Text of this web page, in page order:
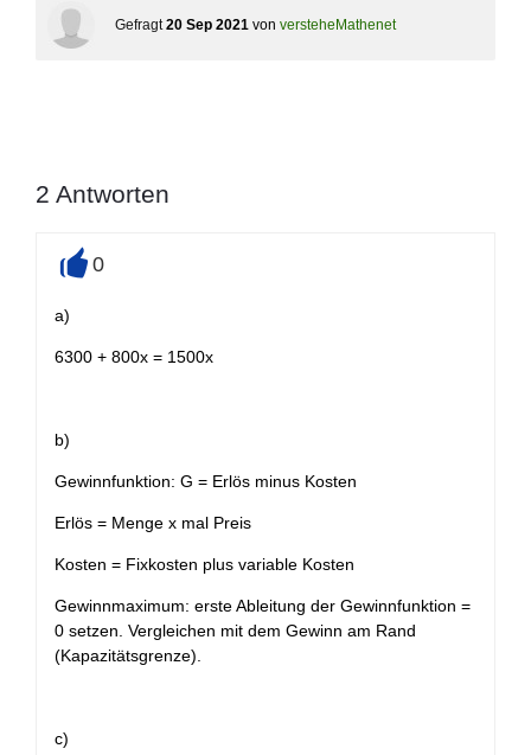
Gefragt 20 Sep 2021 von versteheMathenet
2 Antworten
0
a)
6300 + 800x = 1500x
b)
Gewinnfunktion: G = Erlös minus Kosten
Erlös = Menge x mal Preis
Kosten = Fixkosten plus variable Kosten
Gewinnmaximum: erste Ableitung der Gewinnfunktion =
0 setzen. Vergleichen mit dem Gewinn am Rand
(Kapazitätsgrenze).
c)